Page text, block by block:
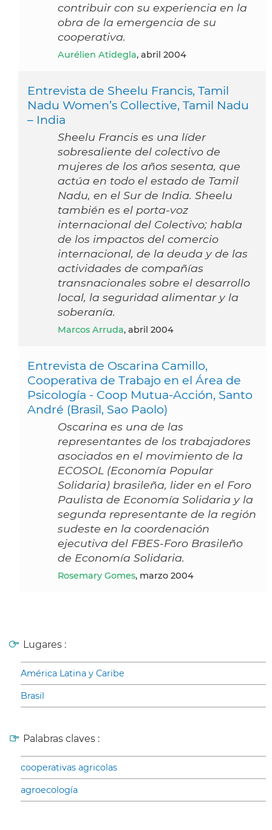
contribuir con su experiencia en la
obra de la emergencia de su
cooperativa.
Aurélien Atidegla, abril 2004
Entrevista de Sheelu Francis, Tamil
Nadu Women’s Collective, Tamil Nadu
– India
Sheelu Francis es una líder
sobresaliente del colectivo de
mujeres de los años sesenta, que
actúa en todo el estado de Tamil
Nadu, en el Sur de India. Sheelu
también es el porta-voz
internacional del Colectivo; habla
de los impactos del comercio
internacional, de la deuda y de las
actividades de compañías
transnacionales sobre el desarrollo
local, la seguridad alimentar y la
soberanía.
Marcos Arruda, abril 2004
Entrevista de Oscarina Camillo,
Cooperativa de Trabajo en el Área de
Psicología - Coop Mutua-Acción, Santo
André (Brasil, Sao Paolo)
Oscarina es una de las
representantes de los trabajadores
asociados en el movimiento de la
ECOSOL (Economía Popular
Solidaria) brasileña, lider en el Foro
Paulista de Economía Solidaria y la
segunda representante de la región
sudeste en la coordenación
ejecutiva del FBES-Foro Brasileño
de Economía Solidaria.
Rosemary Gomes, marzo 2004
Lugares :
América Latina y Caribe
Brasil
Palabras claves :
cooperativas agricolas
agroecología